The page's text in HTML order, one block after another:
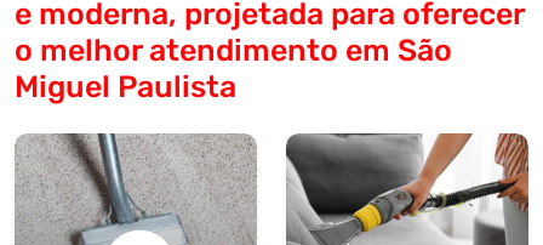
e moderna, projetada para oferecer
o melhor atendimento em São
Miguel Paulista